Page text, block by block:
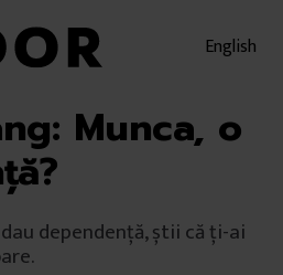
English
Munca, o
dependență, știi că ți-ai